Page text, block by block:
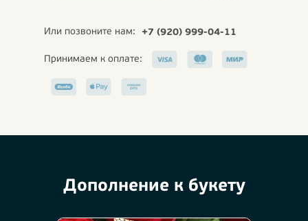
Или позвоните нам: +7 (920) 999-04-11
Принимаем к оплате:
Дополнение к букету